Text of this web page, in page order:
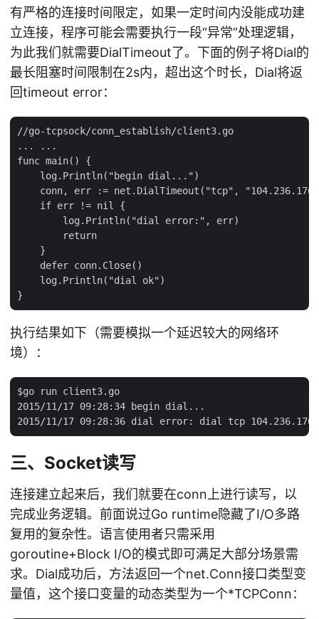
有严格的连接时间限定，如果一定时间内没能成功建
立连接，程序可能会需要执行一段“异常”处理逻辑，
为此我们就需要DialTimeout了。下面的例子将Dial的
最长阻塞时间限制在2s内，超出这个时长，Dial将返
回timeout error：
//go-tcpsock/conn_establish/client3.go
... ...
func main() {
    log.Println("begin dial...")
conn, err := net.DialTimeout("tcp",
    if err != nil {
        log.Println("dial error:", err)
        return
    }
    defer conn.Close()
    log.Println("dial ok")
执行结果如下（需要模拟一个延迟较大的网络环
境）：
$go run client3.go
2015/11/17 09:28:34 begin dial...
三、Socket读写
连接建立起来后，我们就要在conn上进行读写，以
完成业务逻辑。前面说过Go runtime隐藏了I/O多路
复用的复杂性。语言使用者只需采用
goroutine+Block I/O的模式即可满足大部分场景需
求。Dial成功后，方法返回一个net.Conn接口类型变
量值，这个接口变量的动态类型为一个*TCPConn：